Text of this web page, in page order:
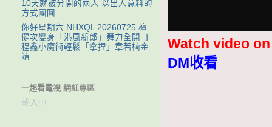
Watch video on
DM收看
10天就被分開的兩人 以出人意料的
方式團圓
你好星期六 NHXQL 20260725 檀
健次變身「港風新郎」舞力全開 丁
程鑫小魔術輕鬆「拿捏」章若楠金
靖
一起看電視 網紅專區
載入中…